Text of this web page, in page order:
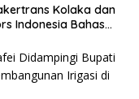
Kolaka dan
Indonesia Bahas